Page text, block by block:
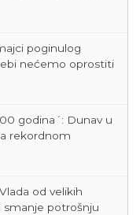
nećemo oprostiti
rekordnom
smanje potrošnju